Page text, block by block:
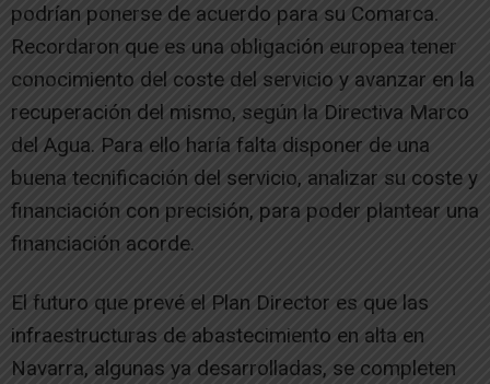
podrían ponerse de acuerdo para su Comarca.
Recordaron que es una obligación europea tener
conocimiento del coste del servicio y avanzar en la
recuperación del mismo, según la Directiva Marco
del Agua. Para ello haría falta disponer de una
buena tecnificación del servicio, analizar su coste y
financiación con precisión, para poder plantear una
financiación acorde.
El futuro que prevé el Plan Director es que las
infraestructuras de abastecimiento en alta en
Navarra, algunas ya desarrolladas, se completen